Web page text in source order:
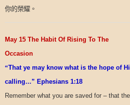
你的榮耀。
May 15 The Habit Of Rising To The
Occasion
“That ye may know what is the hope of
calling…” Ephesians 1:18
Remember what you are saved for – that